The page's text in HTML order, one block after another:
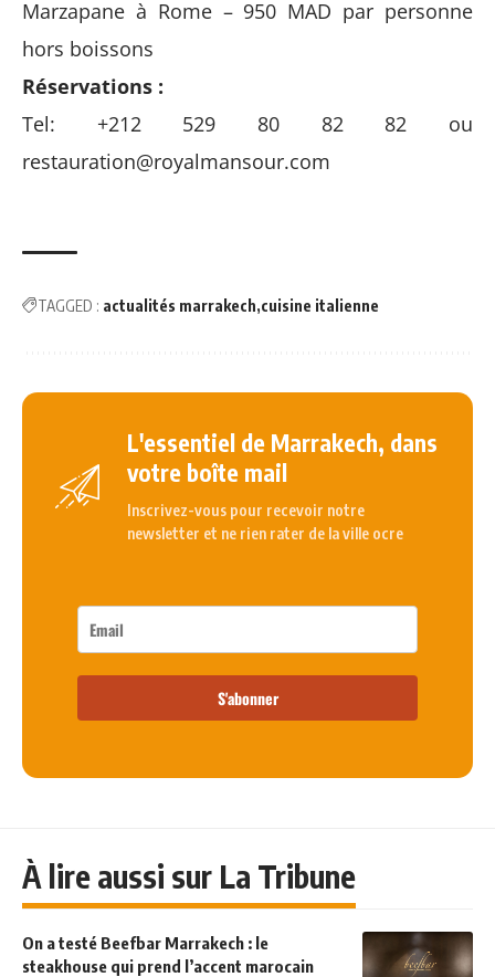
Marzapane à Rome – 950 MAD par personne
hors boissons
Réservations :
Tel: +212 529 80 82 82 ou
restauration@royalmansour.com
TAGGED : actualités marrakech cuisine italienne
L'essentiel de Marrakech, dans
votre boîte mail
Inscrivez-vous pour recevoir notre
newsletter et ne rien rater de la ville ocre
S'abonner
À lire aussi sur La Tribune
On a testé Beefbar Marrakech : le
steakhouse qui prend l’accent marocain